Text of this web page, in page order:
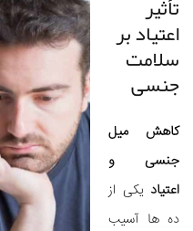
تأثیر
اعتیاد بر
سلامت
جنسی
کاهش میل
جنسی و
اعتیاد یکی از
ده ها آسیب